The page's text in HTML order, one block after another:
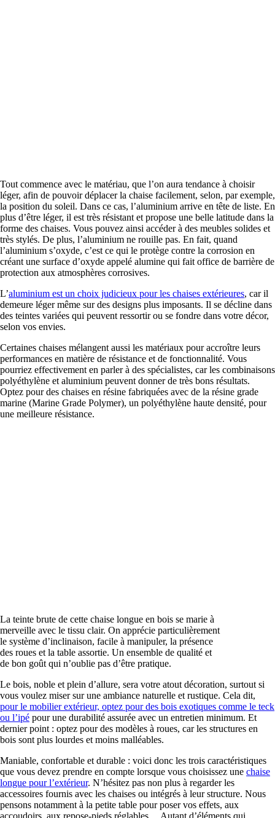
Tout commence avec le matériau, que l’on aura tendance à choisir
léger, afin de pouvoir déplacer la chaise facilement, selon, par exemple,
la position du soleil. Dans ce cas, l’aluminium arrive en tête de liste. En
plus d’être léger, il est très résistant et propose une belle latitude dans la
forme des chaises. Vous pouvez ainsi accéder à des meubles solides et
très stylés. De plus, l’aluminium ne rouille pas. En fait, quand
l’aluminium s’oxyde, c’est ce qui le protège contre la corrosion en
créant une surface d’oxyde appelé alumine qui fait office de barrière de
protection aux atmosphères corrosives.
L’aluminium est un choix judicieux pour les chaises extérieures, car il
demeure léger même sur des designs plus imposants. Il se décline dans
des teintes variées qui peuvent ressortir ou se fondre dans votre décor,
selon vos envies.
Certaines chaises mélangent aussi les matériaux pour accroître leurs
performances en matière de résistance et de fonctionnalité. Vous
pourriez effectivement en parler à des spécialistes, car les combinaisons
polyéthylène et aluminium peuvent donner de très bons résultats.
Optez pour des chaises en résine fabriquées avec de la résine grade
marine (Marine Grade Polymer), un polyéthylène haute densité, pour
une meilleure résistance.
La teinte brute de cette chaise longue en bois se marie à
merveille avec le tissu clair. On apprécie particulièrement
le système d’inclinaison, facile à manipuler, la présence
des roues et la table assortie. Un ensemble de qualité et
de bon goût qui n’oublie pas d’être pratique.
Le bois, noble et plein d’allure, sera votre atout décoration, surtout si
vous voulez miser sur une ambiance naturelle et rustique. Cela dit,
pour le mobilier extérieur, optez pour des bois exotiques comme le teck
ou l’ipé pour une durabilité assurée avec un entretien minimum. Et
dernier point : optez pour des modèles à roues, car les structures en
bois sont plus lourdes et moins malléables.
Maniable, confortable et durable : voici donc les trois caractéristiques
que vous devez prendre en compte lorsque vous choisissez une chaise
longue pour l’extérieur. N’hésitez pas non plus à regarder les
accessoires fournis avec les chaises ou intégrés à leur structure. Nous
pensons notamment à la petite table pour poser vos effets, aux
accoudoirs, aux repose-pieds réglables… Autant d’éléments qui